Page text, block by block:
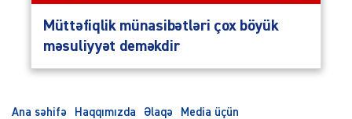
Müttəfiqlik münasibətləri çox böyük
məsuliyyət deməkdir
Ana səhifə Haqqımızda Əlaqə Media üçün